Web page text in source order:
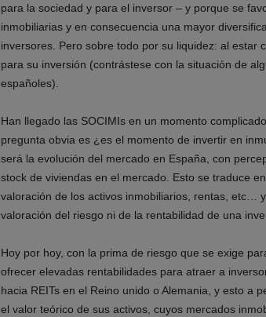
para la sociedad y para el inversor – y porque se
inmobiliarias y en consecuencia una mayor
inversores. Pero sobre todo por su liquidez: al estar
para su inversión (contrástese con la situación de
españoles).
Han llegado las SOCIMIs en un momento
pregunta obvia es ¿es el momento de invertir en
será la evolución del mercado en España, con
stock de viviendas en el mercado. Esto se traduce
valoración de los activos inmobiliarios, rentas, etc…
valoración del riesgo ni de la rentabilidad de una
Hoy por hoy, con la prima de riesgo que se exige
ofrecer elevadas rentabilidades para atraer a
hacia REITs en el Reino unido o Alemania, y esto a
el valor teórico de sus activos, cuyos mercados